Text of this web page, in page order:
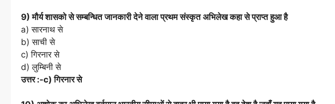
9) मौर्य शासको से सम्बन्धित जानकारी देने वाला प्रथम संस्कृत अभिलेख कहा से प्राप्त हुआ है
a) सारनाथ से
b) साची से
c) गिरनार से
d) लुम्बिनी से
उत्तर :-c) गिरनार से